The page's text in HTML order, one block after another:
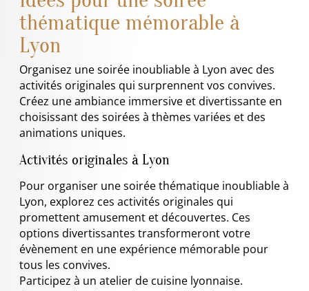
thématique mémorable à
Lyon
Organisez une soirée inoubliable à Lyon avec des
activités originales qui surprennent vos convives.
Créez une ambiance immersive et divertissante en
choisissant des soirées à thèmes variées et des
animations uniques.
Activités originales à Lyon
Pour organiser une soirée thématique inoubliable à
Lyon, explorez ces activités originales qui
promettent amusement et découvertes. Ces
options divertissantes transformeront votre
évènement en une expérience mémorable pour
tous les convives.
Participez à un atelier de cuisine lyonnaise.